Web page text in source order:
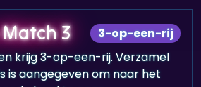
3-op-een-rij
3
krijg 3-op-een-rij. Verzamel
is aangegeven om naar het